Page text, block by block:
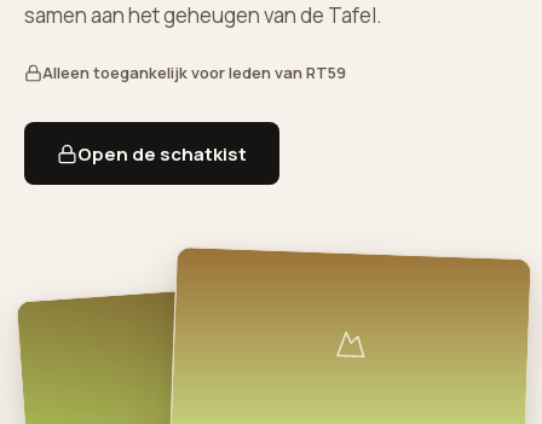
samen aan het geheugen van de Tafel.
Alleen toegankelijk voor leden van RT59
Open de schatkist